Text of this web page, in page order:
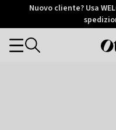
Otrium
Trustpilot
Nuovo cliente? Usa
Categories